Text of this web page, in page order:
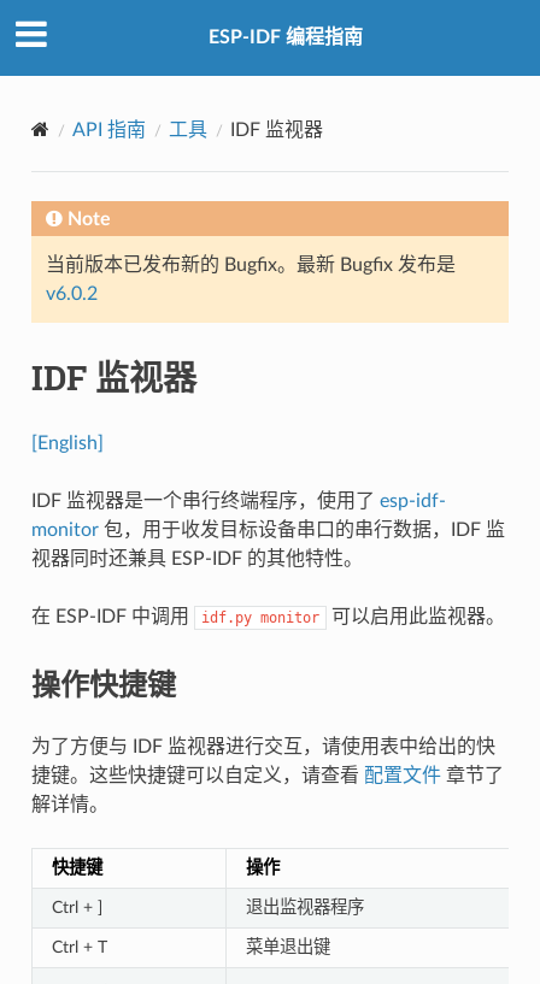
ESP-IDF 编程指南
API 指南 工具 IDF 监视器
Note
当前版本已发布新的 Bugfix。最新 Bugfix 发布是
v6.0.2
IDF 监视器
[English]
IDF 监视器是一个串行终端程序，使用了 esp-idf-
monitor包，用于收发目标设备串口的串行数据，IDF 监
视器同时还兼具 ESP-IDF 的其他特性。
在 ESP-IDF 中调用 idf.py monitor 可以启用此监视器。
操作快捷键
为了方便与 IDF 监视器进行交互，请使用表中给出的快
捷键。这些快捷键可以自定义，请查看 配置文件章节了
解详情。
快捷键 操作
Ctrl + ] 退出监视器程序
Ctrl + T 菜单退出键